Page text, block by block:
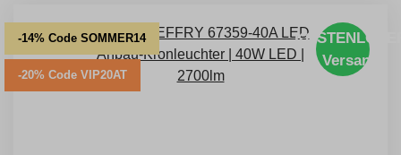
-14% Code SOMMER14
-20% Code VIP20AT
Versand